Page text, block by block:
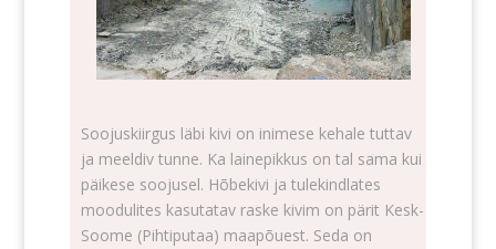
Soojuskiirgus läbi kivi on inimese kehale tuttav
ja meeldiv tunne. Ka lainepikkus on tal sama kui
päikese soojusel. Hõbekivi ja tulekindlates
moodulites kasutatav raske kivim on pärit Kesk-
Soome (Pihtiputaa) maapõuest. Seda on